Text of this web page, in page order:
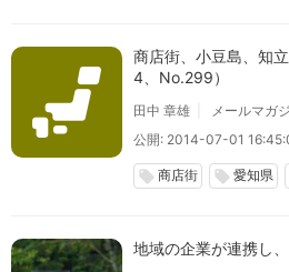
商店街、小豆島、知
4、No.299）
田中 章雄
メールマガ
公開: 2014-07-01
local_offer 商店街 local_offer 愛知県
地域の企業が連携し